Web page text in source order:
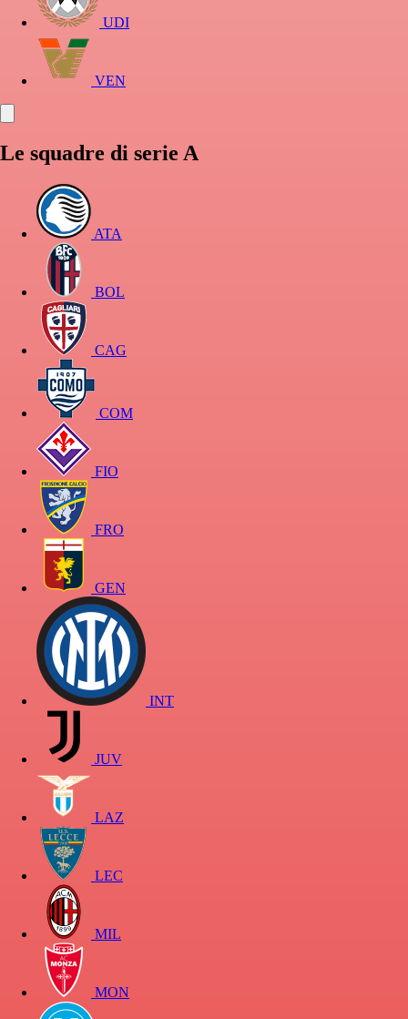
UDI
VEN
Le squadre di serie A
ATA
BOL
CAG
COM
FIO
FRO
GEN
INT
JUV
LAZ
LEC
MIL
MON